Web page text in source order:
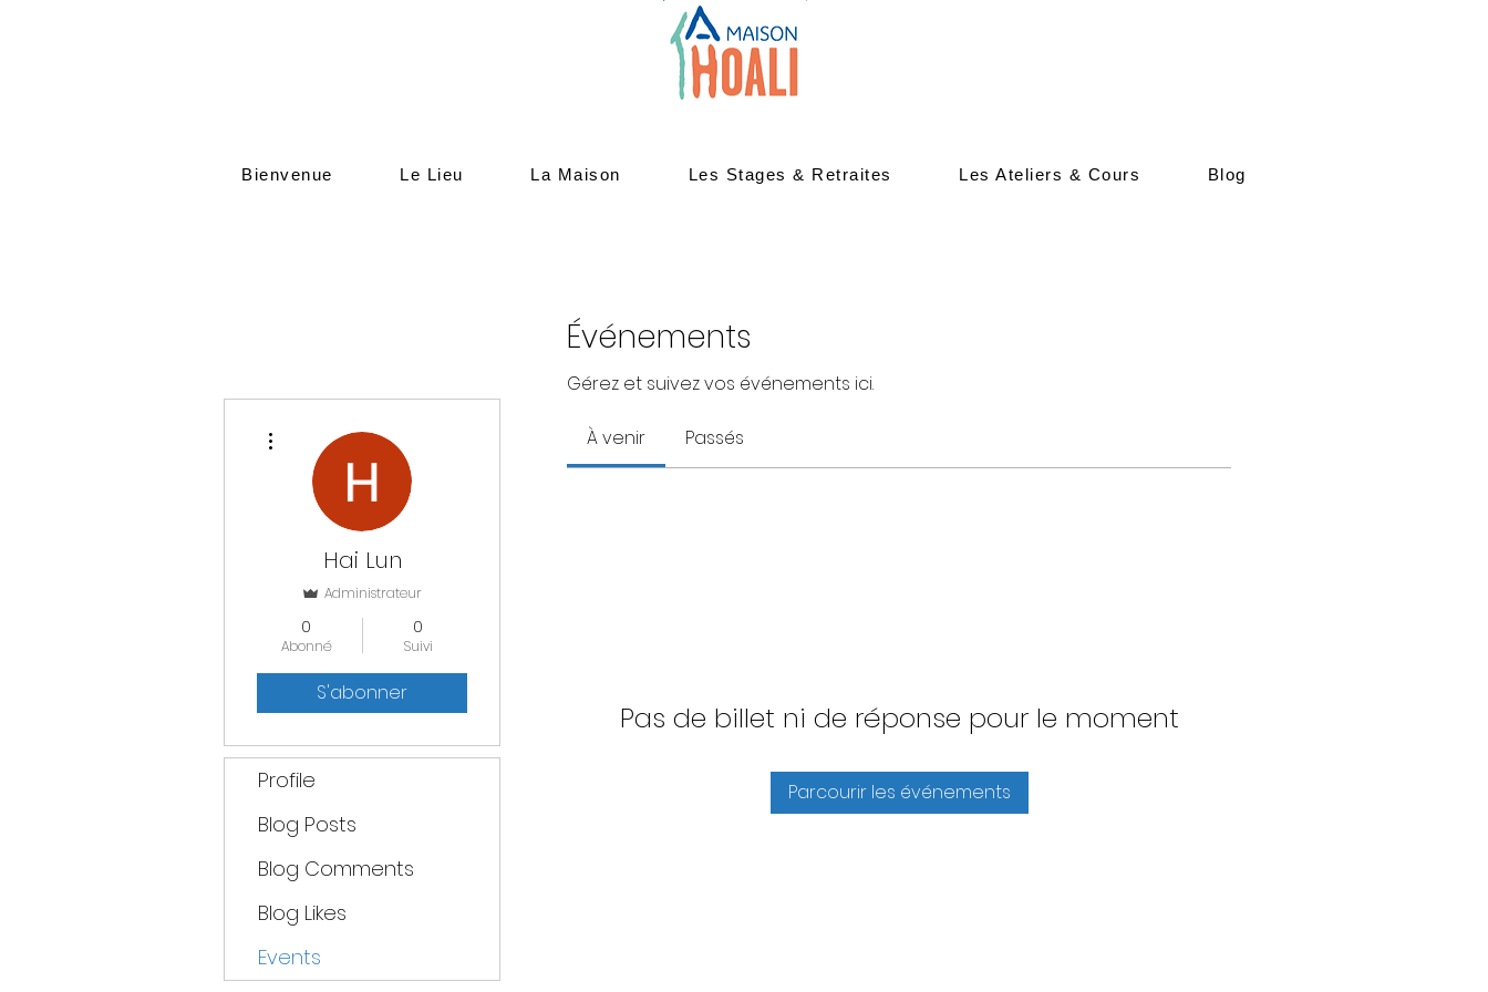
Bienvenue Le Lieu La Maison Les Stages & Retraites Les Ateliers & Cours Blog
Événements
Gérez et suivez vos événements ici.
À venir Passés
Pas de billet ni de réponse pour le moment
Parcourir les événements
Hai Lun
Administrateur
0
Abonné
0
Suivi
S'abonner
Profile
Blog Posts
Blog Comments
Blog Likes
Events